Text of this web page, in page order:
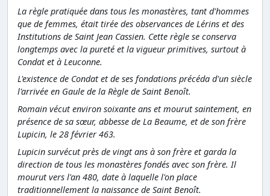
La règle pratiquée dans tous les monastères, tant d'hommes
que de femmes, était tirée des observances de Lérins et des
Institutions de Saint Jean Cassien. Cette règle se conserva
longtemps avec la pureté et la vigueur primitives, surtout à
Condat et à Leuconne.
L'existence de Condat et de ses fondations précéda d'un siècle
l'arrivée en Gaule de la Règle de Saint Benoît.
Romain vécut environ soixante ans et mourut saintement, en
présence de sa sœur, abbesse de La Beaume, et de son frère
Lupicin, le 28 février 463.
Lupicin survécut près de vingt ans à son frère et garda la
direction de tous les monastères fondés avec son frère. Il
mourut vers l'an 480, date à laquelle l'on place
traditionnellement la naissance de Saint Benoît.